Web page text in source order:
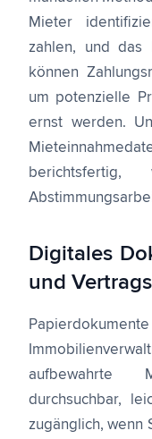
Mieter
zahlen, und das
können
um potenzielle
ernst werden.
Digitales
und
aufbewahrte
durchsuchbar,
zugänglich, wenn